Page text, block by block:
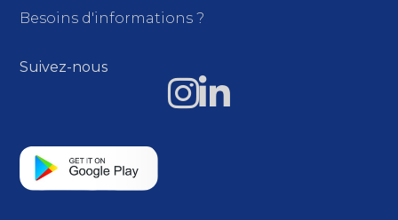
Besoins d'informations ?
Suivez-nous